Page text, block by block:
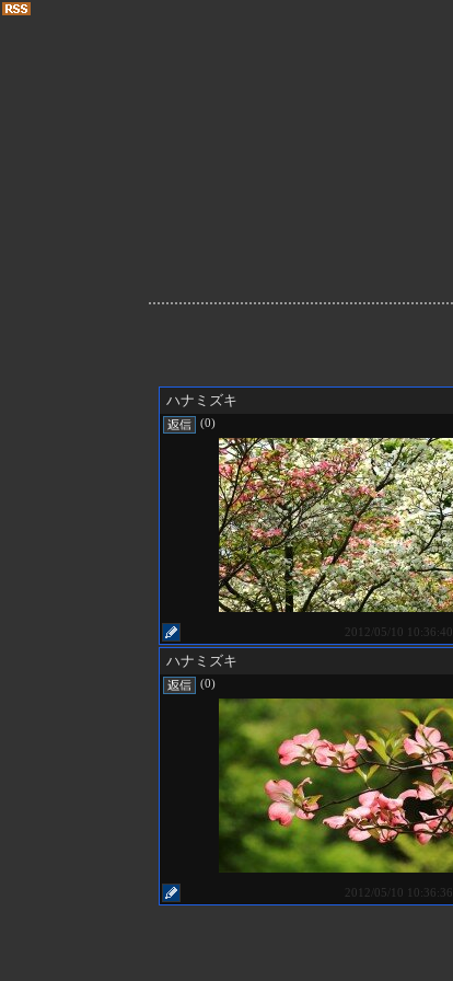
ハナミズキ
(0)
2012/05/10 10:36:40
ハナミズキ
(0)
2012/05/10 10:36:36